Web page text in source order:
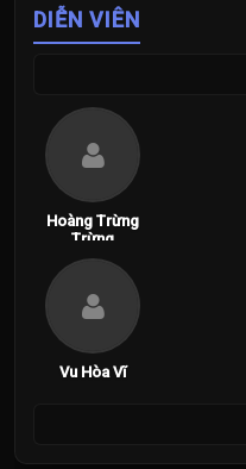
DIỄN VIÊN
Hoàng Trừng
Trừng
Vu Hòa Vĩ